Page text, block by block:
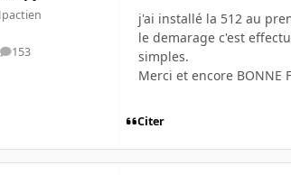
153
messages
j'ai installé la 512 au
le demarage c'est
simples.
Merci et encore BONNE
Citer